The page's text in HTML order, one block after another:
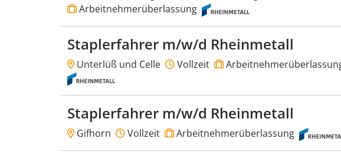
Arbeitnehmerüberlassung
Staplerfahrer m/w/d Rheinmetall
Unterlüß und Celle Vollzeit
Staplerfahrer m/w/d Rheinmetall
Gifhorn Vollzeit Arbeitnehmerüberlassung